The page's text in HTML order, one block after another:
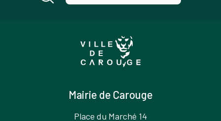
Mairie de Carouge
Place du Marché 14